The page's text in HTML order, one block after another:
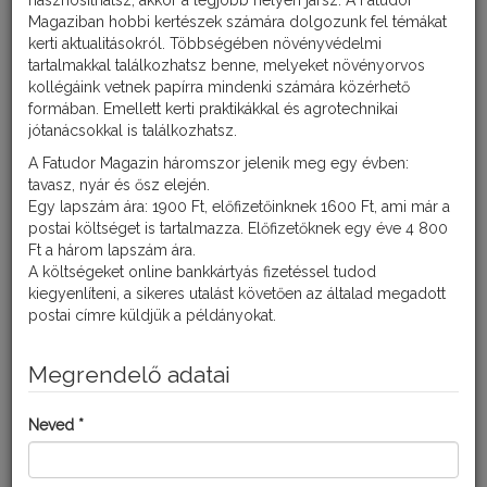
célú fák és
cserjék. A
növényeink
levelein, virágain
vagy termésein
problémákat általában a kezdő kertbarátok is könnyűszerrel
kiszúrják, és a viszonylag könnyű elérhetőség miatt (néhány
károsító kivételével) a növényvédelem is viszonylag egyszerűen
megoldható.
A fásszárú kerti növények „belsejébe” azonban még a
legélesebb szemű kertész sem lát be, míg a szürkés és gyakran
repedezett kérgen a felszíni károsítók is könnyedén
hozható károsítókat! Ehhez mindenekelőtt fontos megismerni a
életében betöltött szerepét. Legbelül helyezkedik el a sok
esetben üreges bél, majd ezt övezi koncentrikus körökben a két
Magaziban hobbi kertészek számára dolgozunk fel témákat
kerti aktualitásokról. Többségében növényvédelmi
tartalmakkal találkozhatsz benne, melyeket növényorvos
kollégáink vetnek papírra mindenki számára közérhető
formában. Emellett kerti praktikákkal és agrotechnikai
jótanácsokkal is találkozhatsz.
A Fatudor Magazin háromszor jelenik meg egy évben:
tavasz, nyár és ősz elején.
Egy lapszám ára: 1900 Ft, előfizetőinknek 1600 Ft, ami már a
postai költséget is tartalmazza. Előfizetőknek egy éve 4 800
Ft a három lapszám ára.
A költségeket online bankkártyás fizetéssel tudod
kiegyenlíteni, a sikeres utalást követően az általad megadott
postai címre küldjük a példányokat.
Megrendelő adatai
Neved *